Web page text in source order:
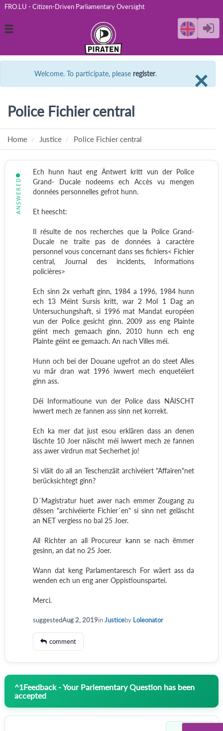
FRO.LU - Citizen-Driven Parliamentary Oversight
Toggle
×
Welcome. To participate, please register.
Police Fichier central
Home Justice Police Fichier central
ANSWERED
Ech hunn haut eng Äntwert kritt vun der Police
Grand- Ducale nodeems ech Accès vu mengen
données personnelles gefrot hunn.
Et heescht:
Il résulte de nos recherches que la Police Grand-
Ducale ne traite pas de données à caractère
personnel vous concernant dans ses fichiers< Fichier
central, Journal des incidents, Informations
policières>
Ech sinn 2x verhaft ginn, 1984 a 1996, 1984 hunn
ech 13 Méint Sursis kritt, war 2 Mol 1 Dag an
Untersuchungshaft, si 1996 mat Mandat européen
vun der Police gesicht ginn. 2009 ass eng Plainte
géint mech gemaach ginn, 2010 hunn ech eng
Plainte géint ee gemaach. An nach Villes méi.
Hunn och bei der Douane ugefrot an do steet Alles
vu mär dran wat 1996 iwwert mech enquetéiert
ginn ass.
Déi Informatioune vun der Police dass NÄISCHT
iwwert mech ze fannen ass sinn net korrekt.
Ech ka mer dat just esou erklären dass an denen
läschte 10 Joer näischt méi iwwert mech ze fannen
ass awer virdrun mat Secherhet jo!
Si vläit do all an Teschenzäit archivéiert "Affairen"net
berücksichtegt ginn?
D´Magistratur huet awer nach emmer Zougang zu
dëssen "archivéierte Fichier´en" si sinn net geläscht
an NET vergiess no bal 25 Joer.
All Richter an all Procureur kann se nach ëmmer
gesinn, an dat no 25 Joer.
Wann dat keng Parlamentaresch For wäert ass da
wenden ech un eng aner Oppistiounspartei.
Merci.
suggestedAug 2, 2019inJusticeby Loleonator
comment
^1Feedback - Your Parlementary Question has been
accepted